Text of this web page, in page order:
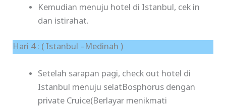
Kemudian menuju hotel di Istanbul, cek in
dan istirahat.
Hari 4 : ( Istanbul –Medinah )
Setelah sarapan pagi, check out hotel di
Istanbul menuju selatBosphorus dengan
private Cruice(Berlayar menikmati